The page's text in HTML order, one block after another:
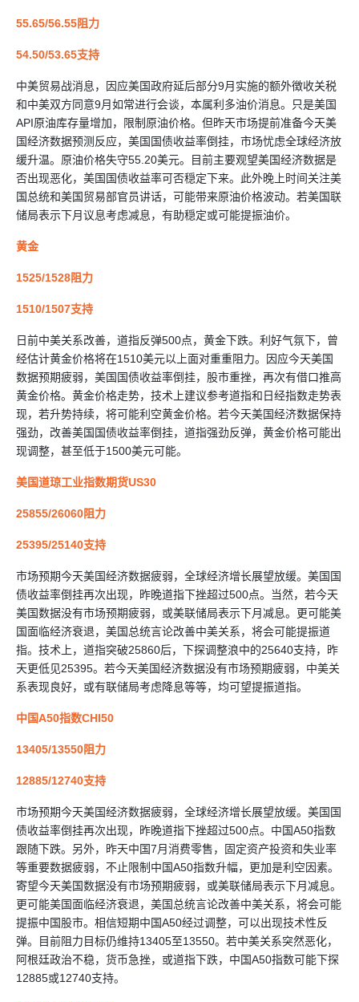
55.65/56.55阻力
54.50/53.65支持
中美贸易战消息，因应美国政府延后部分9月实施的额外徴收关税
和中美双方同意9月如常进行会谈，本属利多油价消息。只是美国
API原油库存量增加，限制原油价格。但昨天市场提前准备今天美
国经济数据预测反应，美国国债收益率倒挂，市场忧虑全球经济放
缓升温。原油价格失守55.20美元。目前主要观望美国经济数据是
否出现恶化，美国国债收益率可否穏定下来。此外晚上时间关注美
国总统和美国贸易部官员讲话，可能带来原油价格波动。若美国联
储局表示下月议息考虑减息，有助穏定或可能提振油价。
黄金
1525/1528阻力
1510/1507支持
日前中美关系改善，道指反弹500点，黄金下跌。利好气氛下，曾
经估计黄金价格将在1510美元以上面对重重阻力。因应今天美国
数据预期疲弱，美国国债收益率倒挂，股市重挫，再次有借口推高
黄金价格。黄金价格走势，技术上建议参考道指和日经指数走势表
现，若升势持续，将可能利空黄金价格。若今天美国经济数据保持
强劲，改善美国国债收益率倒挂，道指强劲反弹，黄金价格可能出
现调整，甚至低于1500美元可能。
美国道琼工业指数期货US30
25855/26060阻力
25395/25140支持
市场预期今天美国经济数据疲弱，全球经济增长展望放缓。美国国
债收益率倒挂再次出现，昨晚道指下挫超过500点。当然，若今天
美国数据没有市场预期疲弱，或美联储局表示下月减息。更可能美
国面临经济衰退，美国总统言论改善中美关系，将会可能提振道
指。技术上，道指突破25860后，下探调整浪中的25640支持，昨
天更低见25395。若今天美国经济数据没有市场预期疲弱，中美关
系表现良好，或有联储局考虑降息等等，均可望提振道指。
中国A50指数CHI50
13405/13550阻力
12885/12740支持
市场预期今天美国经济数据疲弱，全球经济增长展望放缓。美国国
债收益率倒挂再次出现，昨晚道指下挫超过500点。中国A50指数
跟随下跌。另外，昨天中国7月消费零售，固定资产投资和失业率
等重要数据疲弱，不止限制中国A50指数升幅，更加是利空因素。
寄望今天美国数据没有市场预期疲弱，或美联储局表示下月减息。
更可能美国面临经济衰退，美国总统言论改善中美关系，将会可能
提振中国股市。相信短期中国A50经过调整，可以出现技术性反
弹。目前阻力目标仍维持13405至13550。若中美关系突然恶化，
阿根廷政治不稳，货币急挫，或道指下跌，中国A50指数可能下探
12885或12740支持。